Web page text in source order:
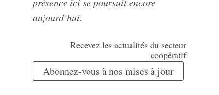
aujourd’hui.
Recevez les actualités du secteur
coopératif
Abonnez-vous à nos mises à jour